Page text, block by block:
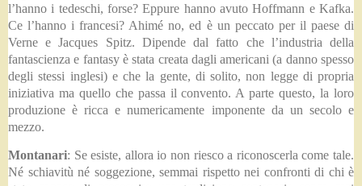
l’hanno i tedeschi, forse? Eppure hanno avuto Hoffmann e Kafka.
Ce l’hanno i francesi? Ahimé no, ed è un peccato per il paese di
Verne e Jacques Spitz. Dipende dal fatto che l’industria della
fantascienza e fantasy è stata creata dagli americani (a danno spesso
degli stessi inglesi) e che la gente, di solito, non legge di propria
iniziativa ma quello che passa il convento. A parte questo, la loro
produzione è ricca e numericamente imponente da un secolo e
mezzo.
Montanari: Se esiste, allora io non riesco a riconoscerla come tale.
Né schiavitù né soggezione, semmai rispetto nei confronti di chi è